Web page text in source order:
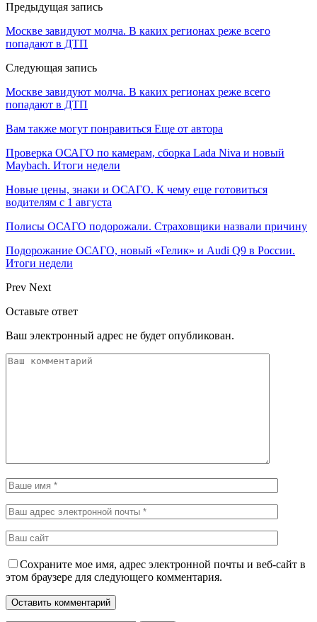
Предыдущая запись
Москве завидуют молча. В каких регионах реже всего
попадают в ДТП
Следующая запись
Москве завидуют молча. В каких регионах реже всего
попадают в ДТП
Вам также могут понравиться Еще от автора
Проверка ОСАГО по камерам, сборка Lada Niva и новый
Maybach. Итоги недели
Новые цены, знаки и ОСАГО. К чему еще готовиться
водителям с 1 августа
Полисы ОСАГО подорожали. Страховщики назвали причину
Подорожание ОСАГО, новый «Гелик» и Audi Q9 в России.
Итоги недели
Prev Next
Оставьте ответ
Ваш электронный адрес не будет опубликован.
Сохраните мое имя, адрес электронной почты и веб-сайт в
этом браузере для следующего комментария.